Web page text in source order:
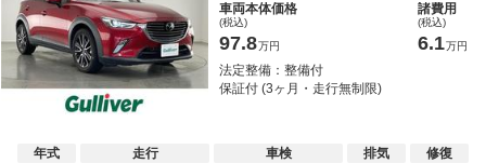
車両本体価格
(税込)
97.8万円
諸費用
(税込)
6.1万円
法定整備：整備付
保証付 (3ヶ月・走行無制限)
年式
走行
車検
排気
修復